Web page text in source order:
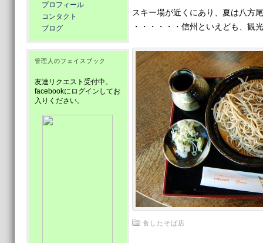
プロフィール
コンタクト
ブログ
管理人のフェイスブック
友達リクエスト受付中。
facebookにログインしてお
入りください。
スキー場が近くにあり、夏は八方
・・・・・・信州といえども、観
食したそば店